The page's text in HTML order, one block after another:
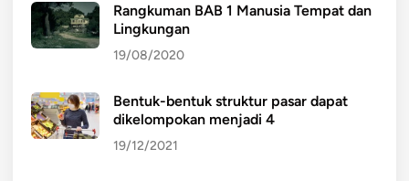
Rangkuman BAB 1 Manusia Tempat dan
Lingkungan
19/08/2020
Bentuk-bentuk struktur pasar dapat
dikelompokan menjadi 4
19/12/2021